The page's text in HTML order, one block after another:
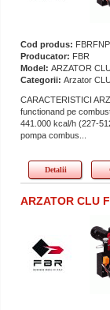
Cod produs:
Producator: FBR
Model: ARZATOR
Categorii: Arzator CLU
CARACTERISTICI
functionand pe
441.000 kcal/h
pompa combus...
Detalii
ARZATOR CLU